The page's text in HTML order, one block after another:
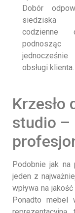
Dobór
siedziska
codzienne
podnosząc
jednocześnie
obsługi klienta.
Krzesło
studio
Podobnie jak
jeden z
wpływa na
Ponadto mebel